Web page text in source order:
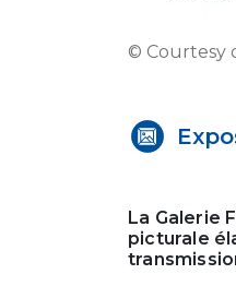
© Courtesy
La Galerie
picturale